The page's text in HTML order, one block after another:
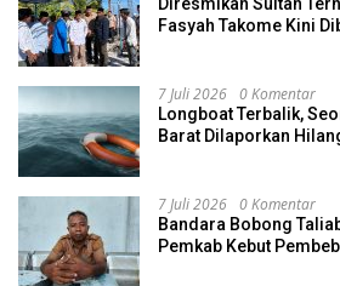
Diresmikan Sultan
Fasyah Takome Kini
7 Juli 2026 0 Komentar
Longboat Terbalik,
Barat Dilaporkan
7 Juli 2026 0 Komentar
Bandara Bobong
Pemkab Kebut